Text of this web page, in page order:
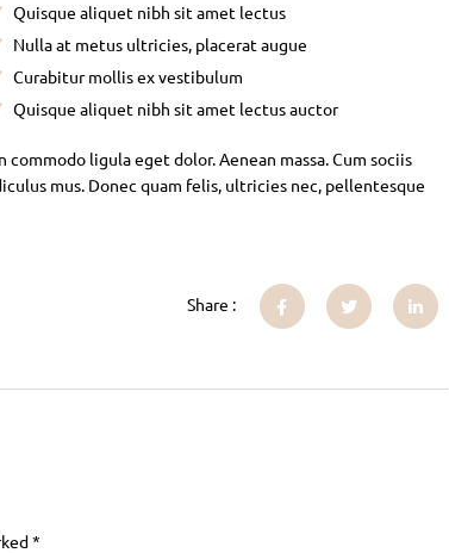
Quisque aliquet nibh sit amet lectus
Nulla at metus ultricies, placerat augue
Curabitur mollis ex vestibulum
Quisque aliquet nibh sit amet lectus auctor
ligula eget dolor. Aenean massa. Cum sociis
mus. Donec quam felis, ultricies nec, pellentesque
Share :
*